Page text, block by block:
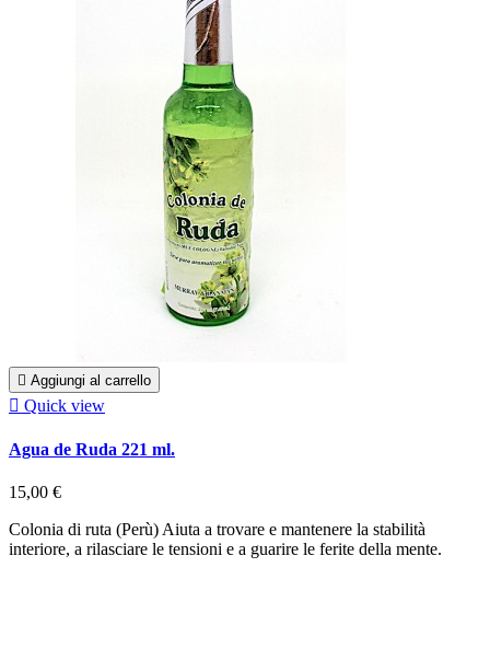
 Aggiungi al carrello
 Quick view
Agua de Ruda 221 ml.
15,00 €
Colonia di ruta (Perù) Aiuta a trovare e mantenere la stabilità
interiore, a rilasciare le tensioni e a guarire le ferite della mente.